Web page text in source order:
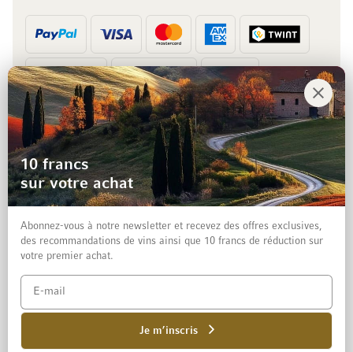
Prépaiement Facture
Protection des données et clause de non-responsabilité
10 francs
sur votre achat
Abonnez-vous à notre newsletter et recevez des offres exclusives,
des recommandations de vins ainsi que 10 francs de réduction sur
votre premier achat.
Je m’inscris